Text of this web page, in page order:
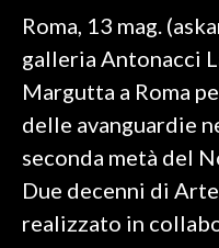
CALCIO REGIONALE
BASKET
VOLLEY
MOTORI
TENNIS
ALTRI SPORT
Roma, 13 mag.
galleria Antonacci
Margutta a Roma
delle avanguardie
seconda metà del
Due decenni di
realizzato in